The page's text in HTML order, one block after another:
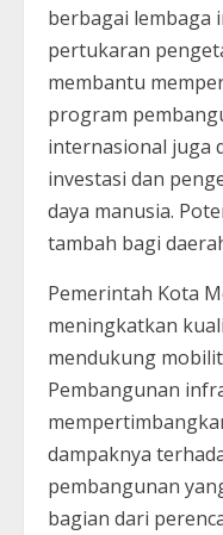
berbagai lembaga
pertukaran
membantu
program
internasional juga
investasi dan
daya manusia.
tambah bagi
Pemerintah Kota
meningkatkan
mendukung
Pembangunan
dampaknya
pembangunan
bagian dari